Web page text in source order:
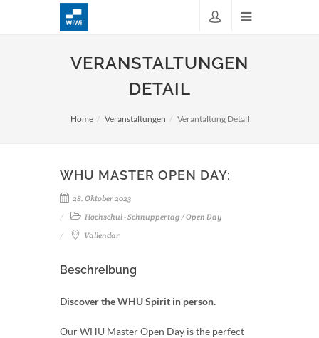
VERANSTALTUNGEN
DETAIL
Home Veranstaltungen Verantaltung Detail
WHU MASTER OPEN DAY:
28. Oktober 2023
Hochschul - Schnuppertag / Open Day
Vallendar
Beschreibung
Discover the WHU Spirit in person.
Our WHU Master Open Day is the perfect